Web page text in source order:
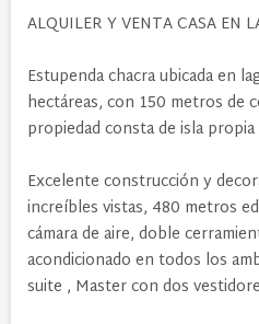
ALQUILER Y VENTA CASA EN
Estupenda chacra ubicada en
hectáreas, con 150 metros de
propiedad consta de isla
Excelente construcción y
increíbles vistas, 480 metros
cámara de aire, doble
acondicionado en todos los
suite , Master con dos